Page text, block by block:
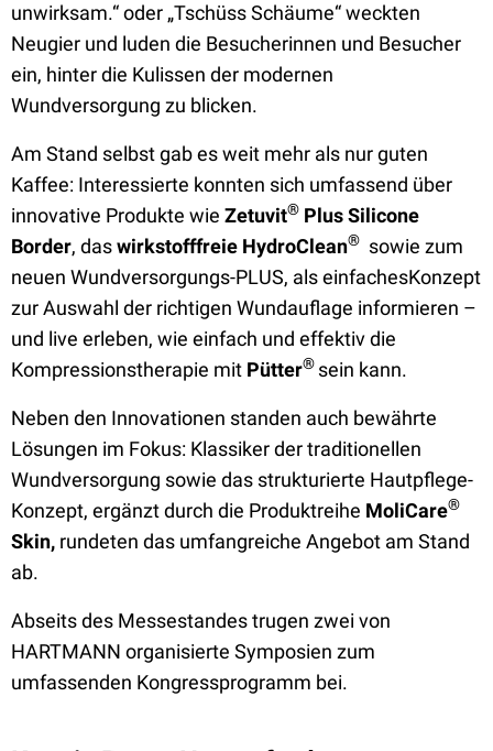
unwirksam.“ oder „Tschüss Schäume“ weckten
Neugier und luden die Besucherinnen und Besucher
ein, hinter die Kulissen der modernen
Wundversorgung zu blicken.
Am Stand selbst gab es weit mehr als nur guten
Kaffee: Interessierte konnten sich umfassend über
innovative Produkte wie Zetuvit® Plus Silicone
Border, daswirkstofffreie HydroClean® sowie zum
neuen Wundversorgungs-PLUS, als einfachesKonzept
zur Auswahl der richtigen Wundauflage informieren –
und live erleben, wie einfach und effektiv die
Kompressionstherapie mit Pütter® sein kann.
Neben den Innovationen standen auch bewährte
Lösungen im Fokus: Klassiker der traditionellen
Wundversorgung sowie das strukturierte Hautpflege-
Konzept, ergänzt durch die Produktreihe MoliCare®
Skin, rundeten das umfangreiche Angebot am Stand
ab.
Abseits des Messestandes trugen zwei von
HARTMANN organisierte Symposien zum
umfassenden Kongressprogramm bei.